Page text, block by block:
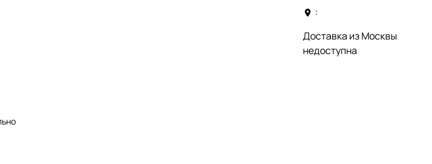
:
Доставка из Москвы
недоступна